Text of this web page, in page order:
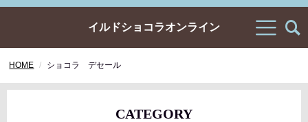
イルドショコラオンライン
HOME ショコラ デセール
CATEGORY